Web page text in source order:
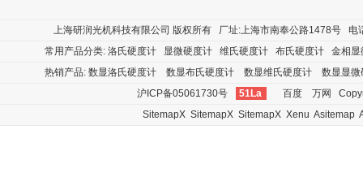
上海研润光机科技有限公司 版权所有 厂址:上海市南奉公路1478号
常用产品分类: 洛氏硬度计 显微硬度计 维氏硬度计 布氏硬度计
金相显
热销产品: 数显洛氏硬度计 数显布氏硬度计 数显维氏硬度计
数显显微
沪ICP备05061730号
51La 百度 万网
SitemapX SitemapX SitemapX Xenu Asitemap